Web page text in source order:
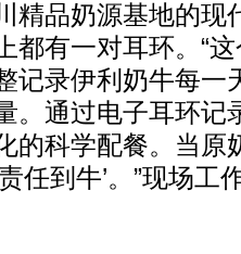
品奶源基地的现
都有一对耳环。“
记录伊利奶牛每一
。通过电子耳环记
的科学配餐。当原
任到牛’。”现场工